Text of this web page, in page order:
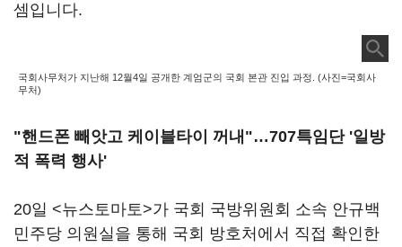
셈입니다.
국회사무처가 지난해 12월4일 공개한 계엄군의 국회 본관 진입 과정. (사진=국회사
무처)
"핸드폰 빼앗고 케이블타이 꺼내"…707특임단 '일방
적 폭력 행사'
20일 <뉴스토마토>가 국회 국방위원회 소속 안규백
민주당 의원실을 통해 국회 방호처에서 직접 확인한